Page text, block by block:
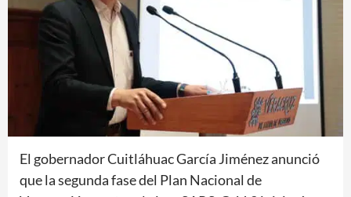
El gobernador Cuitláhuac García Jiménez anunció
que la segunda fase del Plan Nacional de